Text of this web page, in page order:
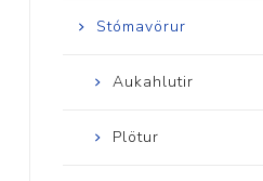
Stómavörur
Aukahlutir
Plötur